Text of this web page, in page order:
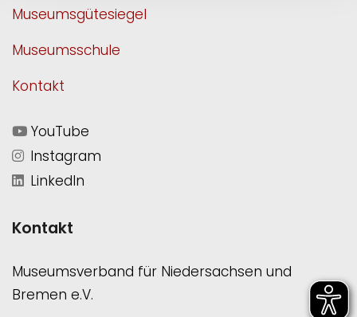
Museumsgütesiegel
Museumsschule
Kontakt
YouTube
Instagram
LinkedIn
Kontakt
Museumsverband für Niedersachsen und
Bremen e.V.